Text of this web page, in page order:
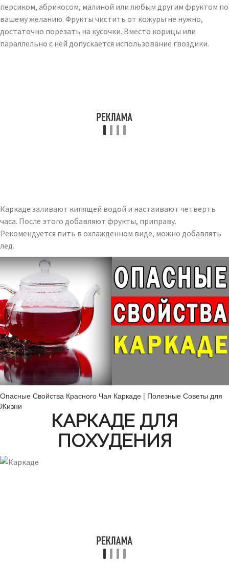
персиком, абрикосом, малиной или любым другим фруктом по
вашему желанию. Фрукты чистить от кожуры не нужно,
достаточно порезать на кусочки. Вместо корицы или
параллельно с ней допускается использование гвоздики.
Каркаде заливают кипящей водой и настаивают четверть
часа. После этого добавляют фрукты, приправу.
Рекомендуется пить в охлажденном виде, можно добавлять
лед.
Опасные Свойства Красного Чая Каркаде | Полезные Советы для
Жизни
КАРКАДЕ ДЛЯ
ПОХУДЕНИЯ